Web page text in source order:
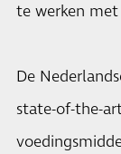
te werken met
De
state-of-the-